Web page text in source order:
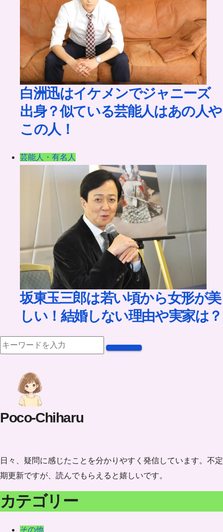
白洲迅はイケメンでジャニーズ
出身？似ている芸能人はあの人や
この人！
芸能人・有名人
坂東玉三郎は若い頃から女形が美
しい！結婚しない理由や実家は？
Poco-Chiharu
日々、疑問に感じたことを分かりやすく発信しています。不定
期更新ですが、読んでもらえると嬉しいです。
カテゴリー
その他